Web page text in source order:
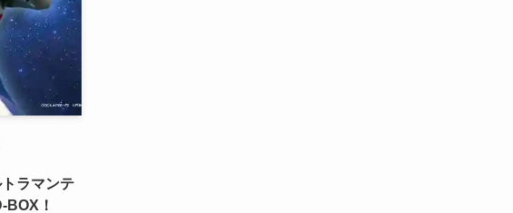
ラマンテ
BOX！